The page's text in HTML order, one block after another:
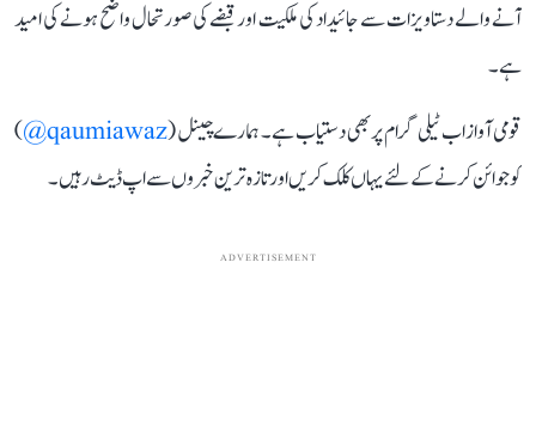
آنے والے دستاویزات سے جائیداد کی ملکیت اور قبضے کی صورتحال واضح ہونے کی امید
ہے۔
قومی آواز اب ٹیلی گرام پر بھی دستیاب ہے۔ ہمارے چینل (qaumiawaz@
)
کو جوائن کرنے کے لئے یہاں کلک کریں اور تازہ ترین خبروں سے اپ ڈیٹ رہیں۔
ADVERTISEMENT